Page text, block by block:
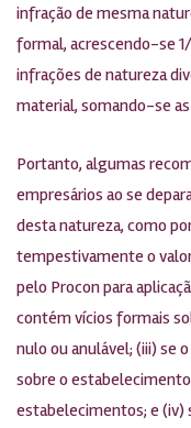
infração de mesma
formal, acrescendo-se
infrações de natureza
material, somando-se
Portanto, algumas
empresários ao se
desta natureza, como
tempestivamente o
pelo Procon para
contém vícios formais
nulo ou anulável; (iii) se
sobre o
estabelecimentos; e (iv)